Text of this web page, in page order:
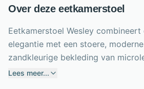
Over deze eetkamerstoel
Eetkamerstoel Wesley
elegantie met een stoere,
zandkleurige bekleding van
luxe aan en laat zich moeiteloos
Lees meer...